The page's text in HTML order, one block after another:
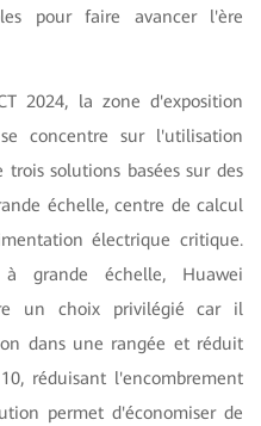
pour faire avancer l'ère
2024, la zone d'exposition
concentre sur l'utilisation
solutions basées sur des
échelle, centre de calcul
électrique critique.
grande échelle, Huawei
un choix privilégié car il
dans une rangée et réduit
réduisant l'encombrement
permet d'économiser de